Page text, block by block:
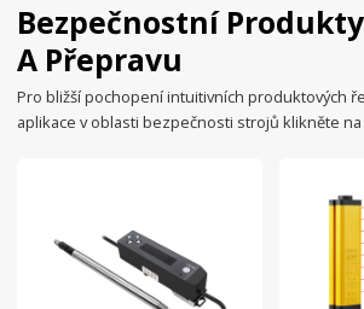
Bezpečnostní
A Přepravu
Pro bližší pochopení intuitivních produktových
aplikace v oblasti bezpečnosti strojů klikněte